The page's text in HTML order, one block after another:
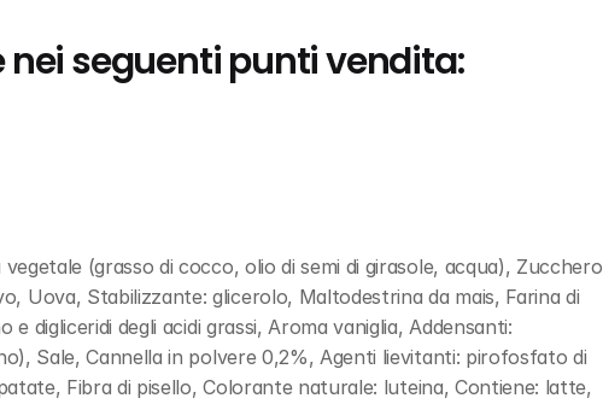
seguenti punti vendita:
(grasso di cocco, olio di semi di girasole, acqua), Zucchero
Uova, Stabilizzante: glicerolo, Maltodestrina da mais, Farina di
e digliceridi degli acidi grassi, Aroma vaniglia, Addensanti:
Sale, Cannella in polvere 0,2%, Agenti lievitanti: pirofosfato di
Fibra di pisello, Colorante naturale: luteina, Contiene: latte,